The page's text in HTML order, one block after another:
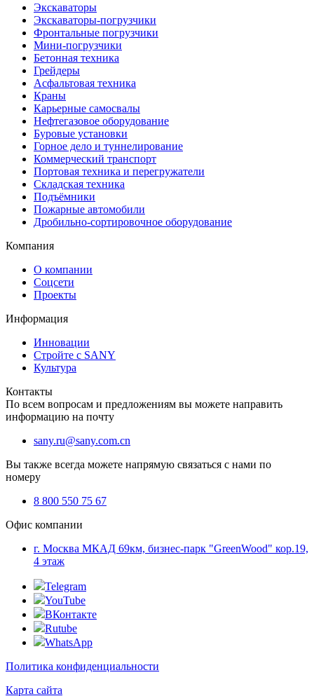
Экскаваторы
Экскаваторы-погрузчики
Фронтальные погрузчики
Мини-погрузчики
Бетонная техника
Грейдеры
Асфальтовая техника
Краны
Карьерные самосвалы
Нефтегазовое оборудование
Буровые установки
Горное дело и туннелирование
Коммерческий транспорт
Портовая техника и перегружатели
Складская техника
Подъёмники
Пожарные автомобили
Дробильно-сортировочное оборудование
Компания
О компании
Соцсети
Проекты
Информация
Инновации
Стройте с SANY
Культура
Контакты
По всем вопросам и предложениям вы можете направить
информацию на почту
sany.ru@sany.com.cn
Вы также всегда можете напрямую связаться с нами по
номеру
8 800 550 75 67
Офис компании
г. Москва МКАД 69км, бизнес-парк "GreenWood" кор.19,
4 этаж
Telegram
YouTube
ВКонтакте
Rutube
WhatsApp
Политика конфиденциальности
Карта сайта